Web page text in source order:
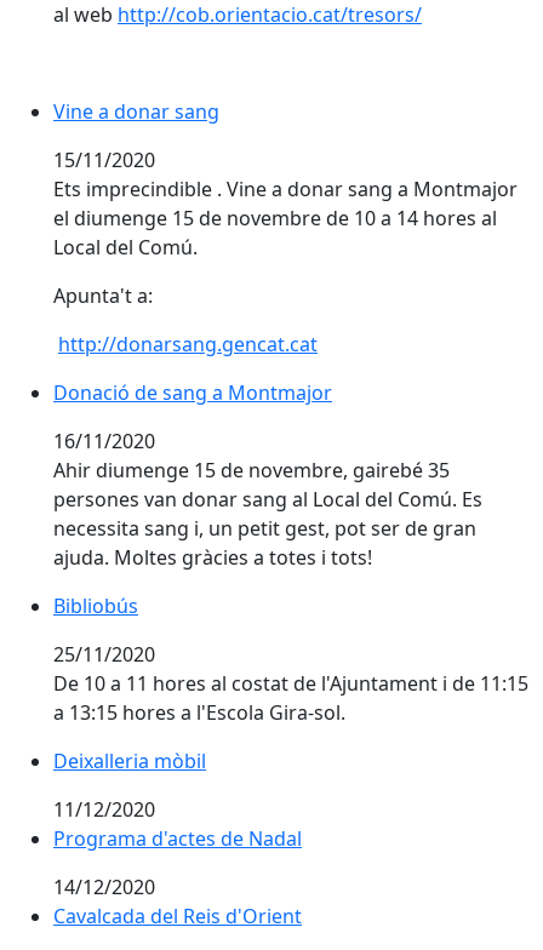
al web http://cob.orientacio.cat/tresors/
Vine a donar sang
Vine a donar sang
15/11/2020
Ets imprecindible . Vine a donar sang a Montmajor
el diumenge 15 de novembre de 10 a 14 hores al
Local del Comú.
Apunta't a:
http://donarsang.gencat.cat
Donació de sang a Montmajor
Donació de sang a Montmajor
16/11/2020
Ahir diumenge 15 de novembre, gairebé 35
persones van donar sang al Local del Comú. Es
necessita sang i, un petit gest, pot ser de gran
ajuda. Moltes gràcies a totes i tots!
Bibliobús
25/11/2020
De 10 a 11 hores al costat de l'Ajuntament i de 11:15
a 13:15 hores a l'Escola Gira-sol.
Deixalleria mòbil
11/12/2020
Programa d'actes de Nadal
Programa d'actes de Nadal
14/12/2020
Cavalcada del Reis d'Orient
Cavalcada del Reis d'Orient